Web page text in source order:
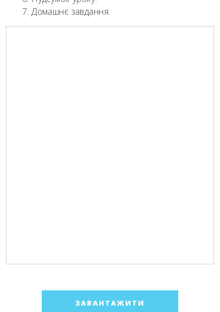
Домашнє завдання.
ЗАВАНТАЖИТИ